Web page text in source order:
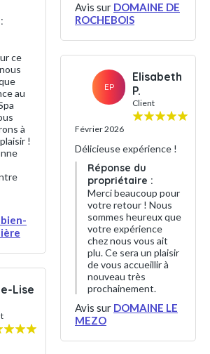
ce
au
à
!
bien-
Lise
Avis sur DOMAINE DE
ROCHEBOIS
EP
Elisabeth
P.
Client
Février 2026
Délicieuse expérience !
Réponse du
propriétaire :
Merci beaucoup pour
votre retour ! Nous
sommes heureux que
votre expérience
chez nous vous ait
plu. Ce sera un plaisir
de vous accueillir à
nouveau très
prochainement.
Avis sur DOMAINE LE
MEZO